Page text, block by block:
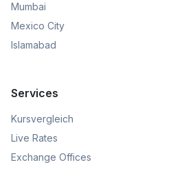
Mumbai
Mexico City
Islamabad
Services
Kursvergleich
Live Rates
Exchange Offices